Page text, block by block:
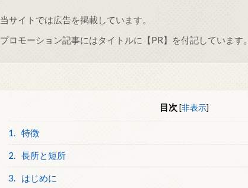
当サイトでは広告を掲載しています。
プロモーション記事にはタイトルに【PR】を付記しています。
目次 [非表示]
1. 特徴
2. 長所と短所
3. はじめに